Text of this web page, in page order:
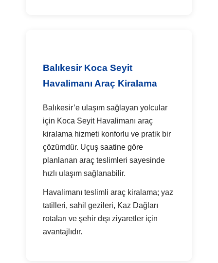
Balıkesir Koca Seyit
Havalimanı Araç Kiralama
Balıkesir’e ulaşım sağlayan yolcular
için Koca Seyit Havalimanı araç
kiralama hizmeti konforlu ve pratik bir
çözümdür. Uçuş saatine göre
planlanan araç teslimleri sayesinde
hızlı ulaşım sağlanabilir.
Havalimanı teslimli araç kiralama; yaz
tatilleri, sahil gezileri, Kaz Dağları
rotaları ve şehir dışı ziyaretler için
avantajlıdır.